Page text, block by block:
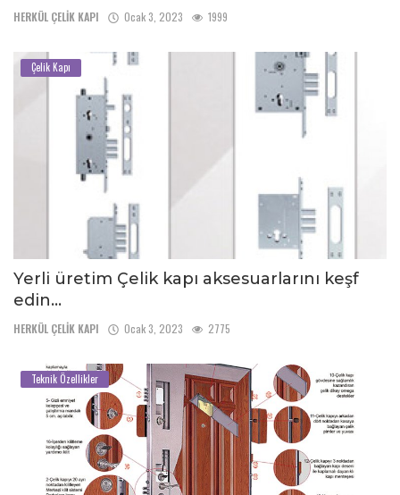
HERKÜL ÇELİK KAPI Ocak 3, 2023 1999
Çelik Kapı
Yerli üretim Çelik kapı aksesuarlarını keşf
edin...
HERKÜL ÇELİK KAPI Ocak 3, 2023 2775
Teknik Özellikler